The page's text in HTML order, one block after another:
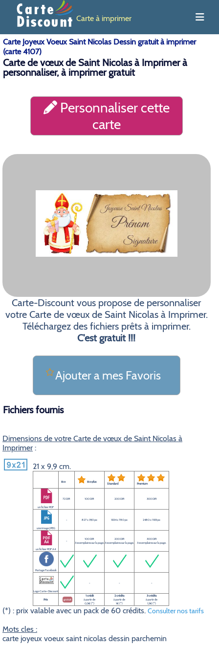
Carte à imprimer
Carte Joyeux Voeux Saint Nicolas Dessin gratuit à imprimer
(carte 4107)
Carte de vœux de Saint Nicolas à Imprimer à
personnaliser, à imprimer gratuit
Personnaliser cette
carte
Carte-Discount vous propose de personnaliser
votre Carte de vœux de Saint Nicolas à Imprimer.
Téléchargez des fichiers prêts à imprimer.
C'est gratuit !!!
Ajouter a mes Favoris
Fichiers fournis
Dimensions de votre Carte de vœux de Saint Nicolas à
Imprimer :
21 x 9,9 cm.
éco éco plus Standard Premium
un fichier PDF
72 DPI 100 DPI 200 DPI 300 DPI
une image JPEG
- 827 x 390 px 1654 x 780 px 2480 x 1169 px
un fichier PDF A4
-
100 DPI
3 exemplaires sur la page.
200 DPI
3 exemplaires sur la page.
300 DPI
3 exemplaires sur la page.
Partage Facebook
Logo Carte-Discount
- - -
Prix gratuit
1 crédit
à partir de
0,5€ (*)
2 crédits
à partir de
1€ (*)
3 crédits
à partir de
1,5€ (*)
(*) : prix valable avec un pack de 60 crédits. Consulter nos tarifs
Mots cles :
carte joyeux voeux saint nicolas dessin parchemin